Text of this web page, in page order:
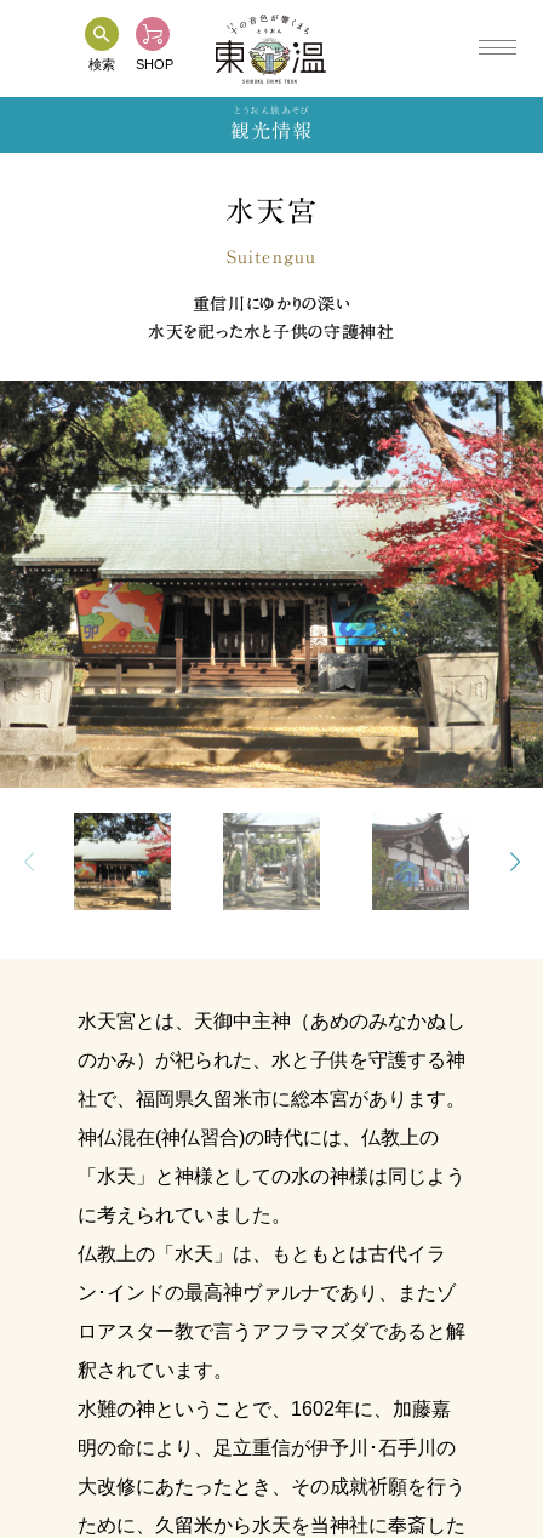
検索 SHOP
とうおん旅あそび
観光情報
水天宮
Suitenguu
重信川にゆかりの深い
水天を祀った水と子供の守護神社
水天宮とは、天御中主神（あめのみなかぬし
のかみ）が祀られた、水と子供を守護する神
社で、福岡県久留米市に総本宮があります。
神仏混在(神仏習合)の時代には、仏教上の
「水天」と神様としての水の神様は同じよう
に考えられていました。
仏教上の「水天」は、もともとは古代イラ
ン･インドの最高神ヴァルナであり、またゾ
ロアスター教で言うアフラマズダであると解
釈されています。
水難の神ということで、1602年に、加藤嘉
明の命により、足立重信が伊予川･石手川の
大改修にあたったとき、その成就祈願を行う
ために、久留米から水天を当神社に奉斎した
東温市について
イベント情報
とうおんMAP
フォトギャラリー
パンフレットなど
各種ご案内
お問い合わせ
プライバシーポリシー
東温市観光物産協会の
オンラインショップ